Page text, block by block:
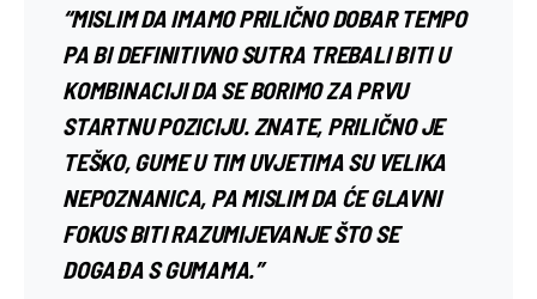
“MISLIM DA IMAMO PRILIČNO DOBAR TEMPO
PA BI DEFINITIVNO SUTRA TREBALI BITI U
KOMBINACIJI DA SE BORIMO ZA PRVU
STARTNU POZICIJU. ZNATE, PRILIČNO JE
TEŠKO, GUME U TIM UVJETIMA SU VELIKA
NEPOZNANICA, PA MISLIM DA ĆE GLAVNI
FOKUS BITI RAZUMIJEVANJE ŠTO SE
DOGAĐA S GUMAMA.”